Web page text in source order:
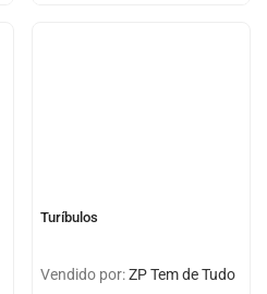
Turíbulos
Vendido por:ZP Tem de Tudo